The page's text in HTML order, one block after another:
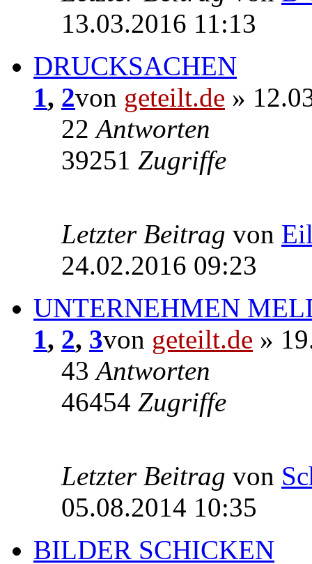
13.03.2016 11:13
DRUCKSACHEN
1, 2von geteilt.de »
22Antworten
39251 Zugriffe
Letzter Beitrag von
24.02.2016 09:23
UNTERNEHMEN
1, 2, 3von geteilt.de »
43Antworten
46454 Zugriffe
Letzter Beitrag von
05.08.2014 10:35
BILDER SCHICKEN